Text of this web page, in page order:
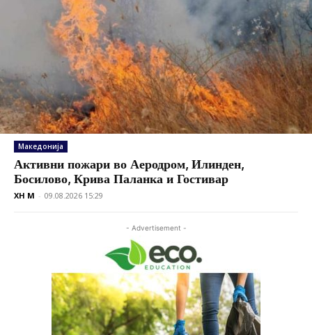
Македонија
Активни пожари во Аеродром, Илинден,
Босилово, Крива Паланка и Гостивар
XH M - 09.08.2026 15:29
- Advertisement -